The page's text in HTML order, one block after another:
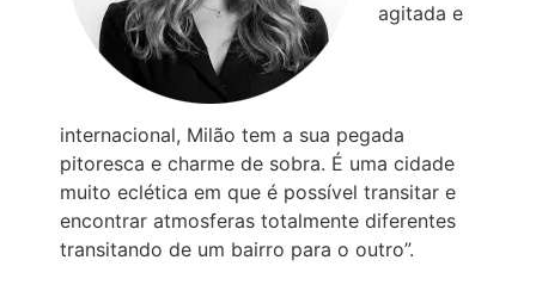
agitada e
internacional, Milão tem a sua pegada
pitoresca e charme de sobra. É uma cidade
muito eclética em que é possível transitar e
encontrar atmosferas totalmente diferentes
transitando de um bairro para o outro”.